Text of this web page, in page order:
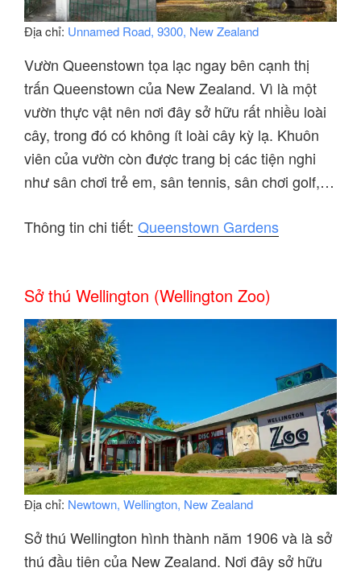
Địa chỉ: Unnamed Road, 9300, New Zealand
Vườn Queenstown tọa lạc ngay bên cạnh thị
trấn Queenstown của New Zealand. Vì là một
vườn thực vật nên nơi đây sở hữu rất nhiều loài
cây, trong đó có không ít loài cây kỳ lạ. Khuôn
viên của vườn còn được trang bị các tiện nghi
như sân chơi trẻ em, sân tennis, sân chơi golf,…
Thông tin chi tiết: Queenstown Gardens
Sở thú Wellington (Wellington Zoo)
Địa chỉ: Newtown, Wellington, New Zealand
Sở thú Wellington hình thành năm 1906 và là sở
thú đầu tiên của New Zealand. Nơi đây sở hữu